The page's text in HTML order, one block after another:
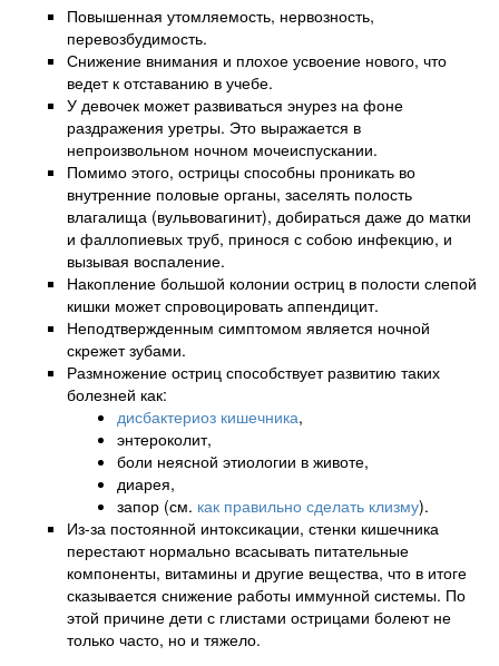
Повышенная утомляемость, нервозность,
перевозбудимость.
Снижение внимания и плохое усвоение нового, что
ведет к отставанию в учебе.
У девочек может развиваться энурез на фоне
раздражения уретры. Это выражается в
непроизвольном ночном мочеиспускании.
Помимо этого, острицы способны проникать во
внутренние половые органы, заселять полость
влагалища (вульвовагинит), добираться даже до матки
и фаллопиевых труб, принося с собою инфекцию, и
вызывая воспаление.
Накопление большой колонии остриц в полости слепой
кишки может спровоцировать аппендицит.
Неподтвержденным симптомом является ночной
скрежет зубами.
Размножение остриц способствует развитию таких
болезней как:
дисбактериоз кишечника,
энтероколит,
боли неясной этиологии в животе,
диарея,
запор (см. как правильно сделать клизму).
Из-за постоянной интоксикации, стенки кишечника
перестают нормально всасывать питательные
компоненты, витамины и другие вещества, что в итоге
сказывается снижение работы иммунной системы. По
этой причине дети с глистами острицами болеют не
только часто, но и тяжело.